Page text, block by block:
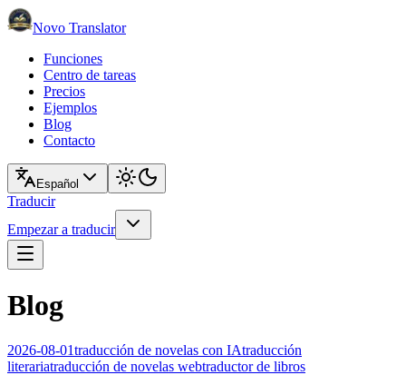
Novo Translator
Funciones
Centro de tareas
Precios
Ejemplos
Blog
Contacto
Español
Traducir
Empezar a traducir
Blog
2026-08-01traducción de novelas con IAtraducción
literariatraducción de novelas webtraductor de libros